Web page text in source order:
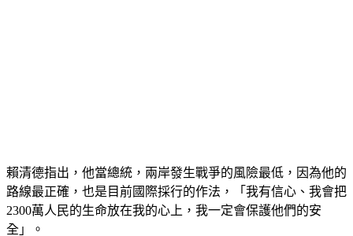
賴清德指出，他當總統，兩岸發生戰爭的風險最低，因為他的
路線最正確，也是目前國際採行的作法，「我有信心、我會把
2300萬人民的生命放在我的心上，我一定會保護他們的安
全」。